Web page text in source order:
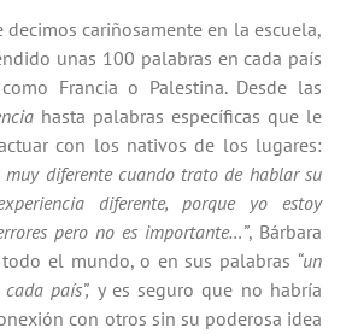
decimos cariñosamente en la escuela,
unas 100 palabras en cada país
Francia o Palestina. Desde las
hasta palabras específicas que le
con los nativos de los lugares:
muy diferente cuando trato de hablar su
diferente, porque yo estoy
pero no es importante…”, Bárbara
el mundo, o en sus palabras “un
país”, y es seguro que no habría
con otros sin su poderosa idea